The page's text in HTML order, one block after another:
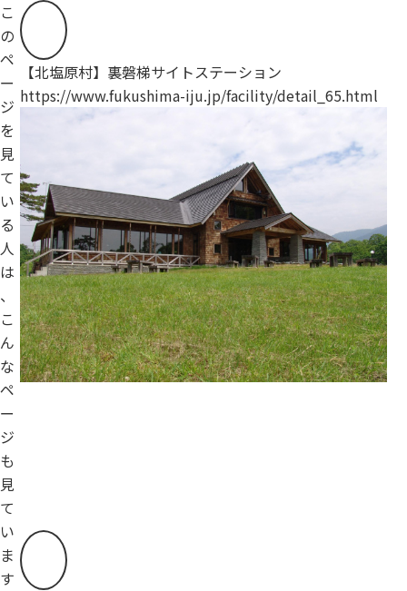
こ
の
ペ
ー
ジ
を
見
て
い
る
人
は
、
こ
ん
な
ペ
ー
ジ
も
見
て
い
ま
す
【北塩原村】裏磐梯サイトステーション
https://www.fukushima-iju.jp/facility/detail_65.html